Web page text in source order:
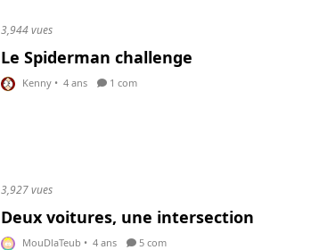
3,944 vues
Le Spiderman challenge
Kenny • 4 ans 1 com
3,927 vues
Deux voitures, une intersection
MouDlaTeub • 4 ans 5 com